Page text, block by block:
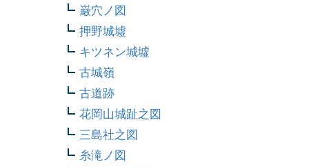
巌穴ノ図
押野城墟
キツネン城墟
古城嶺
古道跡
花岡山城趾之図
三島社之図
糸滝ノ図